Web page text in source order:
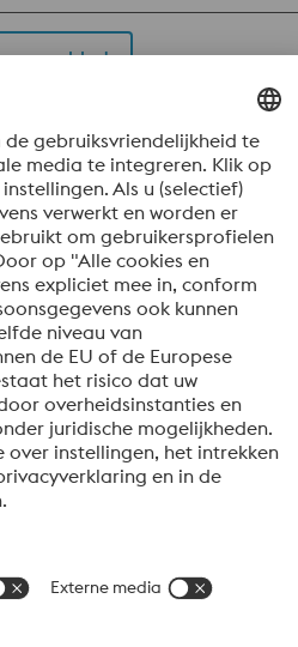
voor vervormingspersen,
metalen, zoals
voor de productie van
voor vervormingspersen,
om hoge taaiheid in grote